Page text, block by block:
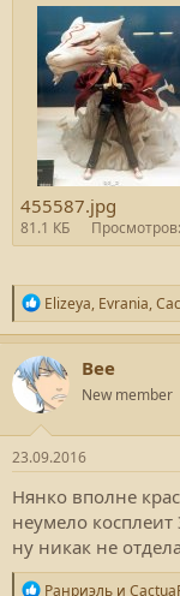
455587.jpg
81.1 КБ
Р
е
а
к
ц
и
и
:
Elizeya, Evrania,
Bee
New member
23.09.2016
Нянко вполне
неумело
ну никак не
Р
Ранриэль и